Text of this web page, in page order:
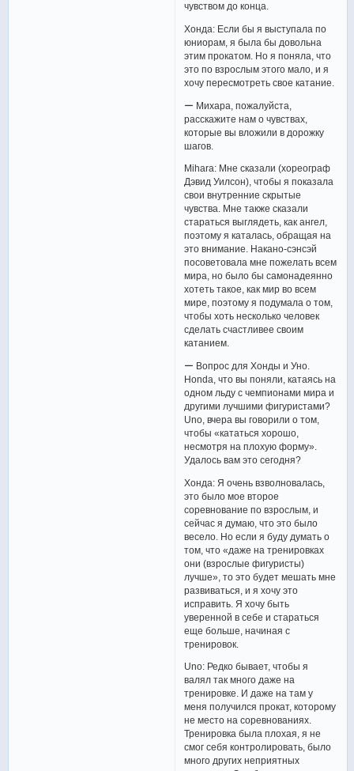
чувством до конца.
Хонда: Если бы я выступала по
юниорам, я была бы довольна
этим прокатом. Но я поняла, что
это по взрослым этого мало, и я
хочу пересмотреть свое катание.
ー Михара, пожалуйста,
расскажите нам о чувствах,
которые вы вложили в дорожку
шагов.
Mihara: Мне сказали (хореограф
Дэвид Уилсон), чтобы я показала
свои внутренние скрытые
чувства. Мне также сказали
стараться выглядеть, как ангел,
поэтому я каталась, обращая на
это внимание. Накано-сэнсэй
посоветовала мне пожелать всем
мира, но было бы самонадеянно
хотеть такое, как мир во всем
мире, поэтому я подумала о том,
чтобы хоть несколько человек
сделать счастливее своим
катанием.
ー Вопрос для Хонды и Уно.
Honda, что вы поняли, катаясь на
одном льду с чемпионами мира и
другими лучшими фигуристами?
Uno, вчера вы говорили о том,
чтобы «кататься хорошо,
несмотря на плохую форму».
Удалось вам это сегодня?
Хонда: Я очень взволновалась,
это было мое второе
соревнование по взрослым, и
сейчас я думаю, что это было
весело. Но если я буду думать о
том, что «даже на тренировках
они (взрослые фигуристы)
лучше», то это будет мешать мне
развиваться, и я хочу это
исправить. Я хочу быть
уверенной в себе и стараться
еще больше, начиная с
тренировок.
Uno: Редко бывает, чтобы я
валял так много даже на
тренировке. И даже на там у
меня получился прокат, которому
не место на соревнованиях.
Тренировка была плохая, я не
смог себя контролировать, было
много других неприятных